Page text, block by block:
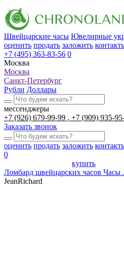
Швейцарские часы Ювелирные
оценить продать заложить
+7 (495) 363-83-56 0
Москва
Москва
Санкт-Петербург
Рубли Доллары
мессенджеры
+7 (926) 679-99-99
+7 (909) 935-
Заказать звонок
оценить продать заложить
0
купить
Ломбард швейцарских часов Часы
JeanRichard